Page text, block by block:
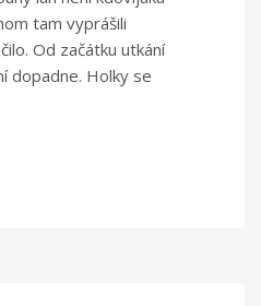
tam vyprášili
Od začátku utkání
dopadne. Holky se